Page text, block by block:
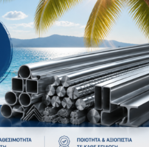
723,6
818,4
916,8
1059,6
1171,2